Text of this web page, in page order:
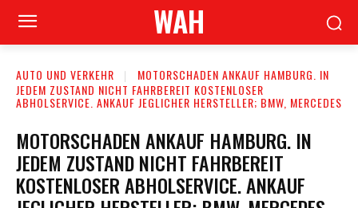
WAH
AUTO UND VERKEHR
MOTORSCHADEN ANKAUF HAMBURG. IN
JEDEM ZUSTAND NICHT FAHRBEREIT KOSTENLOSER
ABHOLSERVICE. ANKAUF JEGLICHER HERSTELLER; BMW, MERCEDES
MOTORSCHADEN ANKAUF HAMBURG. IN
JEDEM ZUSTAND NICHT FAHRBEREIT
KOSTENLOSER ABHOLSERVICE. ANKAUF